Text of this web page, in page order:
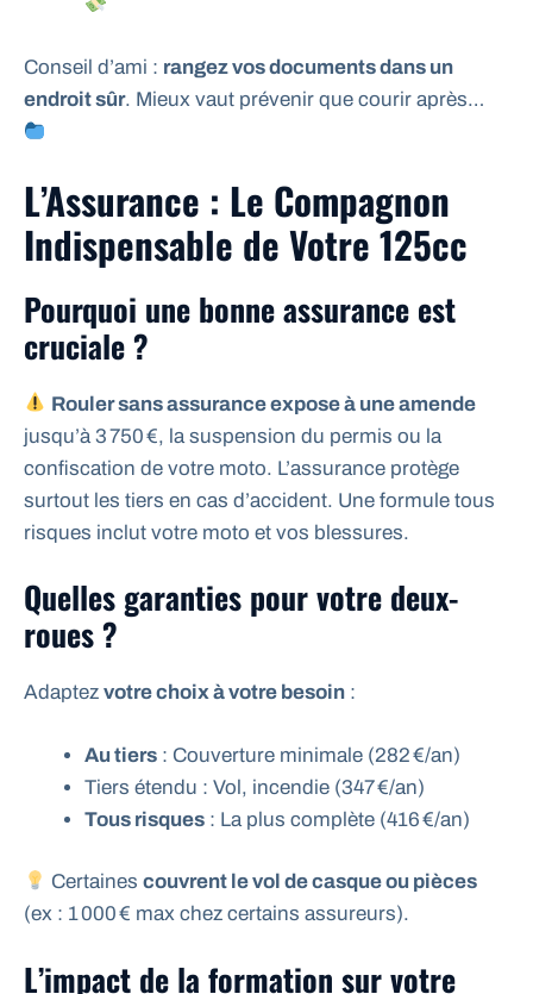
Conseil d’ami : rangez vos documents dans un
endroit sûr. Mieux vaut prévenir que courir après…
L’Assurance : Le Compagnon
Indispensable de Votre 125cc
Pourquoi une bonne assurance est
cruciale ?
Rouler sans assurance expose à une amende
jusqu’à 3 750 €, la suspension du permis ou la
confiscation de votre moto. L’assurance protège
surtout les tiers en cas d’accident. Une formule tous
risques inclut votre moto et vos blessures.
Quelles garanties pour votre deux-
roues ?
Adaptez votre choix à votre besoin :
Au tiers : Couverture minimale (282 €/an)
Tiers étendu : Vol, incendie (347 €/an)
Tous risques : La plus complète (416 €/an)
Certainescouvrent le vol de casque ou pièces
(ex : 1 000 € max chez certains assureurs).
L’impact de la formation sur votre